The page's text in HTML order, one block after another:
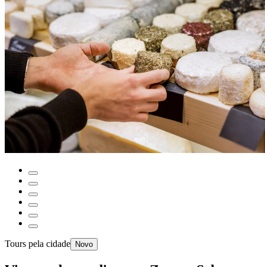
Tours pela cidade Novo